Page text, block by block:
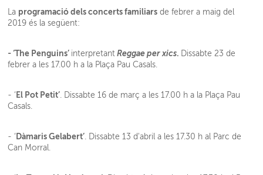
La programació dels concerts familiars de febrer a maig del
2019 és la següent:
- ‘The Penguins’ interpretant Reggae per xics. Dissabte 23 de
febrer a les 17.00 h a la Plaça Pau Casals.
- ‘ El Pot Petit’. Dissabte 16 de març a les 17.00 h a la Plaça Pau
Casals.
- ‘ Dàmaris Gelabert’. Dissabte 13 d'abril a les 17.30 h al Parc de
Can Morral.